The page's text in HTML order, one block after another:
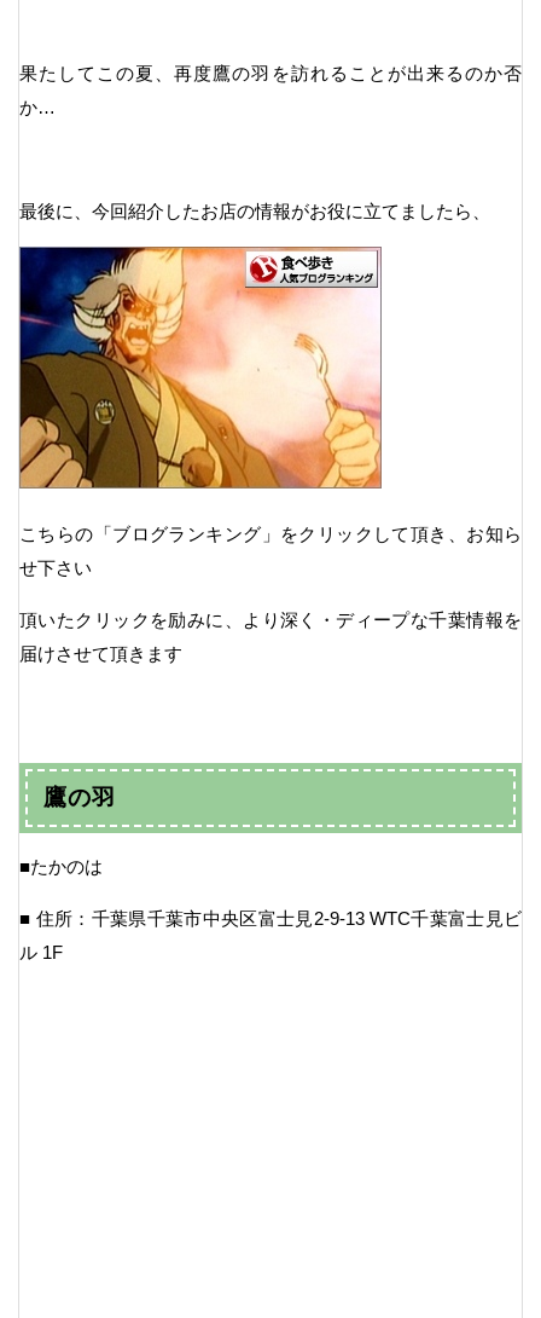
果たしてこの夏、再度鷹の羽を訪れることが出来るのか否
か…
最後に、今回紹介したお店の情報がお役に立てましたら、
こちらの「ブログランキング」をクリックして頂き、お知ら
せ下さい
頂いたクリックを励みに、より深く・ディープな千葉情報を
届けさせて頂きます
鷹の羽
■たかのは
■ 住所：千葉県千葉市中央区富士見2-9-13 WTC千葉富士見ビ
ル 1F